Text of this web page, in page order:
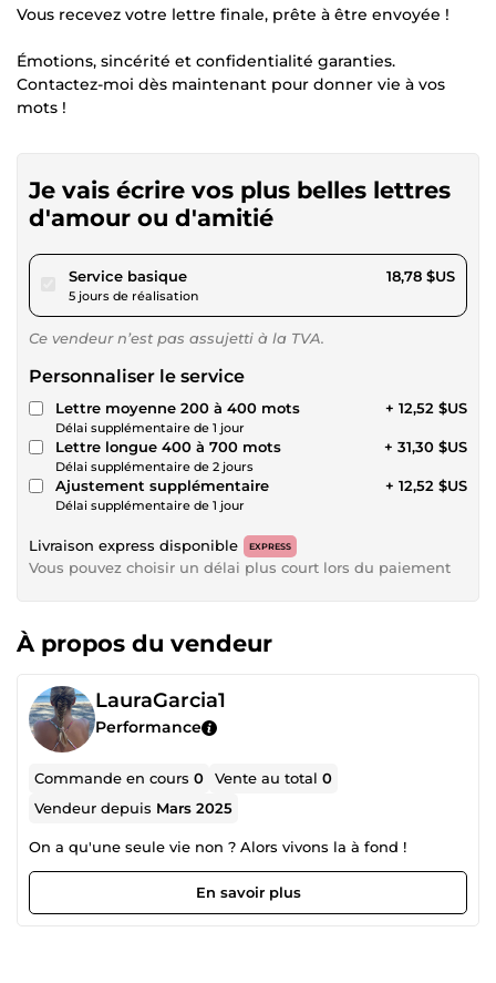
Vous recevez votre lettre finale, prête à être envoyée !
Émotions, sincérité et confidentialité garanties.
Contactez-moi dès maintenant pour donner vie à vos
mots !
Je vais écrire vos plus belles lettres
d'amour ou d'amitié
Service basiquepour 17,31 $US
5 jours de réalisation
18,78 $US
Ce vendeur n’est pas assujetti à la TVA.
Personnaliser le service
Lettre moyenne 200 à 400 mots
Délai supplémentaire de 1 jour
+ 12,52 $US
Lettre longue 400 à 700 mots
Délai supplémentaire de 2 jours
+ 31,30 $US
Ajustement supplémentaire
Délai supplémentaire de 1 jour
+ 12,52 $US
Livraison express disponible EXPRESS
Vous pouvez choisir un délai plus court lors du paiement
À propos du vendeur
LauraGarcia1
Performance
Commande en cours0 Vente au total0
Vendeur depuis Mars 2025
On a qu'une seule vie non ? Alors vivons la à fond !
En savoir plus